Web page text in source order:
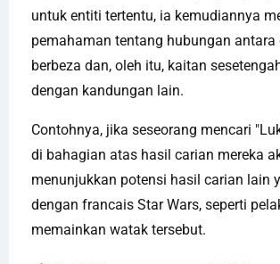
untuk entiti tertentu, ia kemudiannya
pemahaman tentang hubungan antara
berbeza dan, oleh itu, kaitan
dengan kandungan lain.
Contohnya, jika seseorang mencari
di bahagian atas hasil carian mereka
menunjukkan potensi hasil carian lain
dengan francais Star Wars, seperti
memainkan watak tersebut.